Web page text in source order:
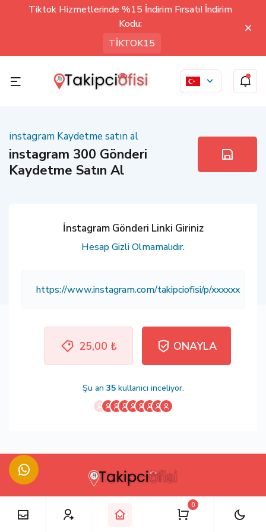
Tiktok Hizmetlerinde %15 İndirim Fırsatı! İndirim
Kodu:
TİKTOK15
0
instagram Kaydetme satın al
instagram 300 Gönderi
Kaydetme Satın Al
İnstagram Gönderi Linki Giriniz
Hesap Gizli Olmamalıdır.
25,00 ₺ ONAYLA
Şu an 35kullanıcı inceliyor.